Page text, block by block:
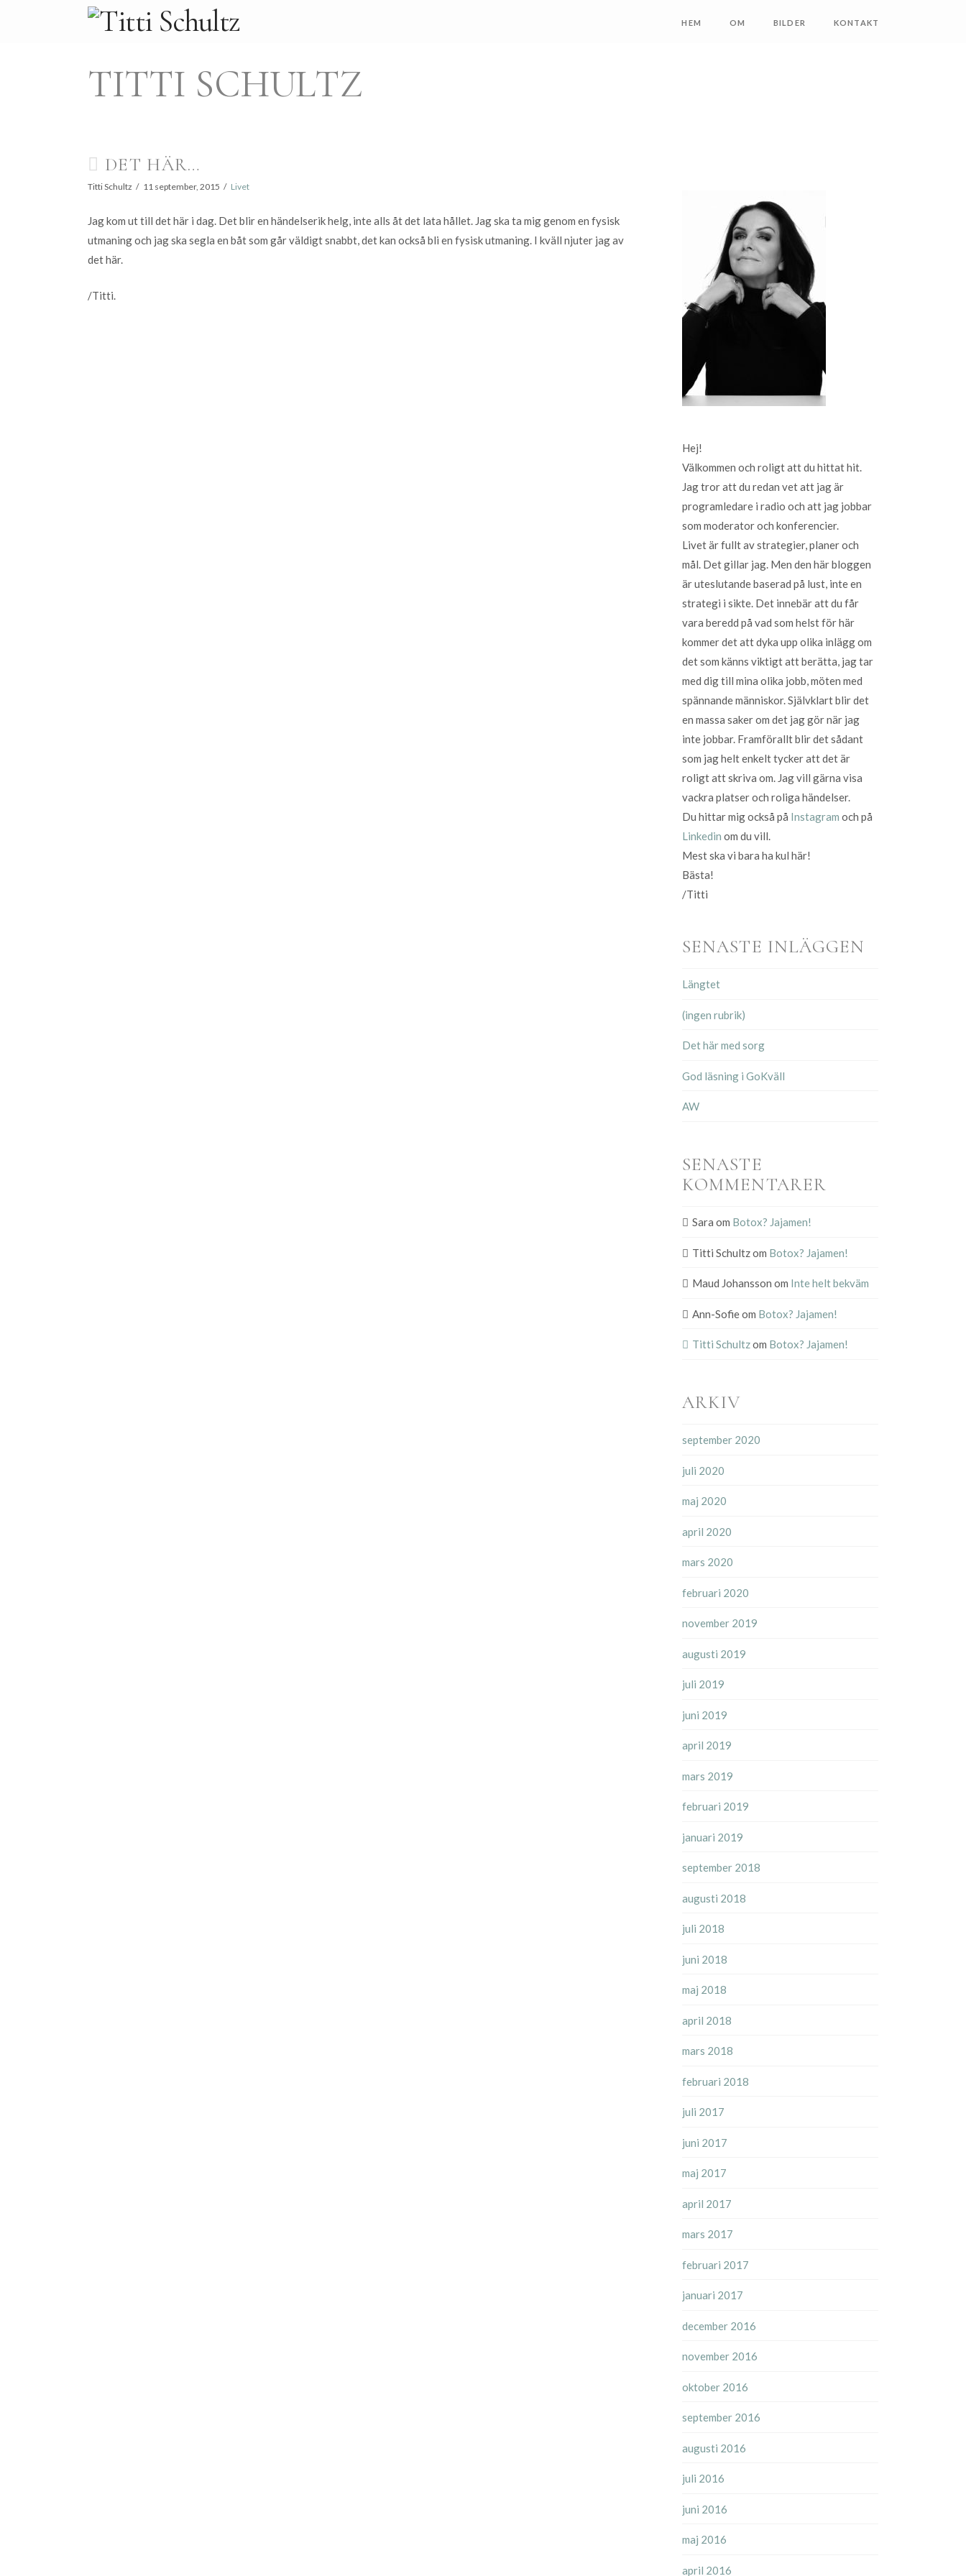
HEM OM BILDER KONTAKT
TITTI SCHULTZ
DET HÄR…
Titti Schultz 11 september, 2015 Livet
Jag kom ut till det här i dag. Det blir en händelserik helg, inte alls åt det lata hållet. Jag ska ta mig genom en fysisk
utmaning och jag ska segla en båt som går väldigt snabbt, det kan också bli en fysisk utmaning. I kväll njuter jag av
det här.
/Titti.
Hej!
Välkommen och roligt att du hittat hit.
Jag tror att du redan vet att jag är
programledare i radio och att jag jobbar
som moderator och konferencier.
Livet är fullt av strategier, planer och
mål. Det gillar jag. Men den här bloggen
är uteslutande baserad på lust, inte en
strategi i sikte. Det innebär att du får
vara beredd på vad som helst för här
kommer det att dyka upp olika inlägg om
det som känns viktigt att berätta, jag tar
med dig till mina olika jobb, möten med
spännande människor. Självklart blir det
en massa saker om det jag gör när jag
inte jobbar. Framförallt blir det sådant
som jag helt enkelt tycker att det är
roligt att skriva om. Jag vill gärna visa
vackra platser och roliga händelser.
Du hittar mig också på Instagram och på
Linkedin om du vill.
Mest ska vi bara ha kul här!
Bästa!
/Titti
SENASTE INLÄGGEN
Längtet
(ingen rubrik)
Det här med sorg
God läsning i GoKväll
AW
SENASTE
KOMMENTARER
Sara om Botox? Jajamen!
Titti Schultzom Botox? Jajamen!
Maud Johansson om Inte helt bekväm
Ann-Sofieom Botox? Jajamen!
Titti Schultzom Botox? Jajamen!
ARKIV
september 2020
juli 2020
maj 2020
april 2020
mars 2020
februari 2020
november 2019
augusti 2019
juli 2019
juni 2019
april 2019
mars 2019
februari 2019
januari 2019
september 2018
augusti 2018
juli 2018
juni 2018
maj 2018
april 2018
mars 2018
februari 2018
juli 2017
juni 2017
maj 2017
april 2017
mars 2017
februari 2017
januari 2017
december 2016
november 2016
oktober 2016
september 2016
augusti 2016
juli 2016
juni 2016
maj 2016
april 2016